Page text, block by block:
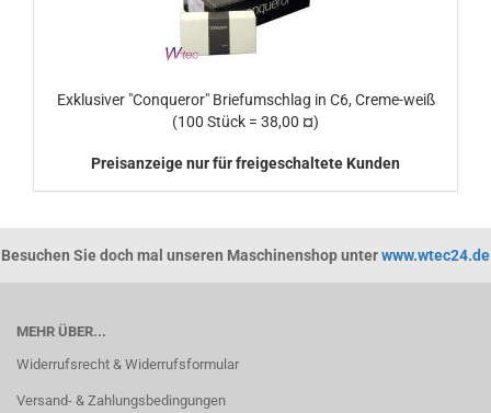
Exklusiver "Conqueror" Briefumschlag in C6, Creme-weiß
(100 Stück = 38,00 ¤)
Preisanzeige nur für freigeschaltete Kunden
Besuchen Sie doch mal unseren Maschinenshop unterwww.wtec24.de
MEHR ÜBER...
Widerrufsrecht & Widerrufsformular
Versand- & Zahlungsbedingungen